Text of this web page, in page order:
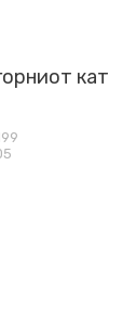
кат